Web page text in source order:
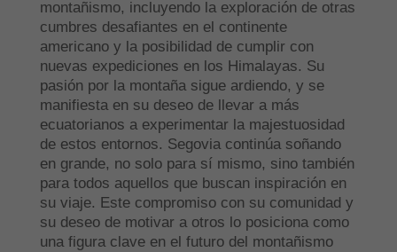
montañismo, incluyendo la exploración de otras
cumbres desafiantes en el continente
americano y la posibilidad de cumplir con
nuevas expediciones en los Himalayas. Su
pasión por la montaña sigue ardiendo, y se
manifiesta en su deseo de llevar a más
ecuatorianos a experimentar la majestuosidad
de estos entornos. Segovia continúa soñando
en grande, no solo para sí mismo, sino también
para todos aquellos que buscan inspiración en
su viaje. Este compromiso con su comunidad y
su deseo de motivar a otros lo posiciona como
una figura clave en el futuro del montañismo